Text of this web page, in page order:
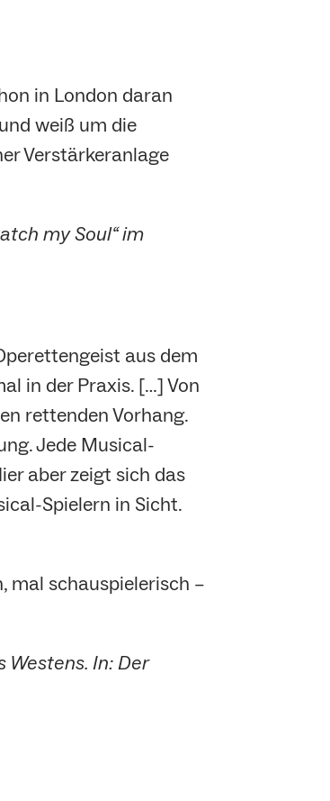
in London daran
weiß um die
Verstärkeranlage
my Soul“ im
aus dem
in der Praxis. […] Von
rettenden Vorhang.
Jede Musical-
aber zeigt sich das
Spielern in Sicht.
mal schauspielerisch –
Westens. In: Der